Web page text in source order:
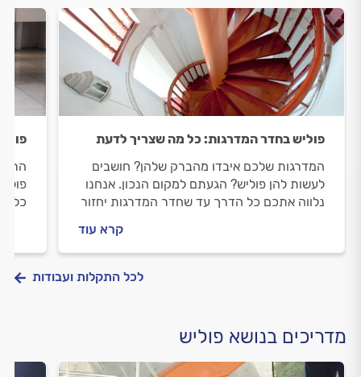
פוליש בחדר המדרגות: כל מה שצריך לדעת
המדרגות שלכם איבדו מהברק שלהן? חושבים
לעשות להן פוליש? הגעתם למקום הנכון. אנחנו
נלווה אתכם כל הדרך עד שחדר המדרגות יחזור
פוליש וכמה זה עולה? כל התשובות לפניכם.
קרא עוד
כל
לכל התקלות ועבודות
מדריכים בנושא פוליש